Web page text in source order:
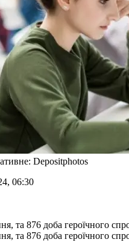
Depositphotos
06:30
та 876 доба героїчного
та 876 доба героїчного